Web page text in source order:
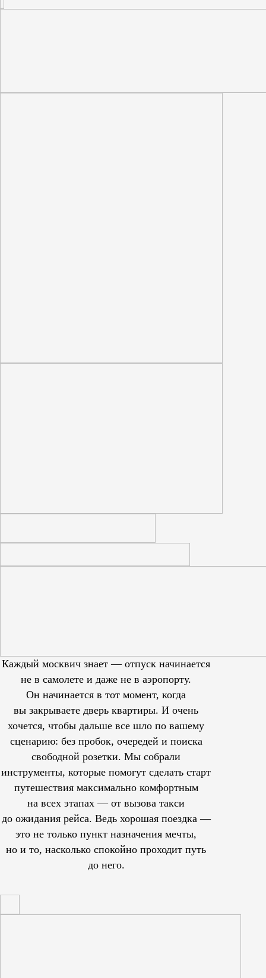
Каждый москвич знает — отпуск начинается
не в самолете и даже не в аэропорту.
Он начинается в тот момент, когда
вы закрываете дверь квартиры. И очень
хочется, чтобы дальше все шло по вашему
сценарию: без пробок, очередей и поиска
свободной розетки. Мы собрали
инструменты, которые помогут сделать старт
путешествия максимально комфортным
на всех этапах — от вызова такси
до ожидания рейса. Ведь хорошая поездка —
это не только пункт назначения мечты,
но и то, насколько спокойно проходит путь
до него.